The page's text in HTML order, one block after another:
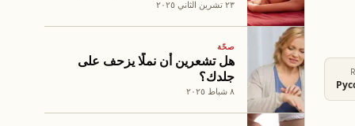
اليأس
٢٣ تشرين الثاني ٢٠٢٥
صحّة
هل تشعرين أن نملًا يزحف على
جلدك؟
٨ شباط ٢٠٢٥